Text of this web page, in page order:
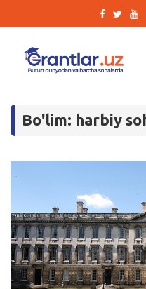
Tanlovlar
Kurslar
Blog
Yana
Bo'lim: harbiy